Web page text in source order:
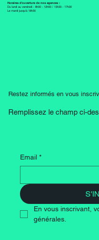
Menuisier CFC
Restez informés en vous
Remplissez le champ ci-
Email *
En vous inscrivant,
générales.
Horaires d'ouverture de nos agences :
Du lundi au vendredi : 8h00 - 12h00 / 13h30 - 17h30
Le mardi jusqu'à 18h30